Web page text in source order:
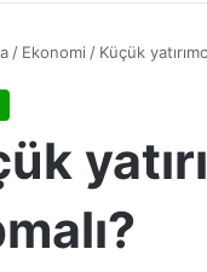
/ Ekonomi / Küçük